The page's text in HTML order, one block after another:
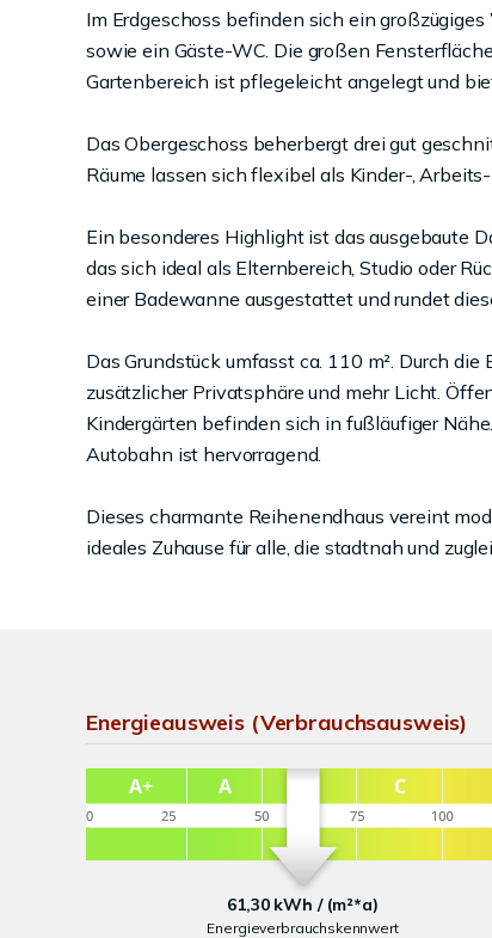
Im Erdgeschoss befinden sich ein
sowie ein Gäste-WC. Die großen
Gartenbereich ist pflegeleicht angelegt und
Das Obergeschoss beherbergt drei gut
Räume lassen sich flexibel als Kinder-,
Ein besonderes Highlight ist das ausgebaute
das sich ideal als Elternbereich, Studio oder
einer Badewanne ausgestattet und rundet
Das Grundstück umfasst ca. 110 m². Durch
zusätzlicher Privatsphäre und mehr Licht.
Kindergärten befinden sich in fußläufiger
Autobahn ist hervorragend.
Dieses charmante Reihenendhaus vereint
ideales Zuhause für alle, die stadtnah und
Energieausweis (Verbrauchsausweis)
61,30 kWh / (m²*a)
Energieverbrauchskennwert